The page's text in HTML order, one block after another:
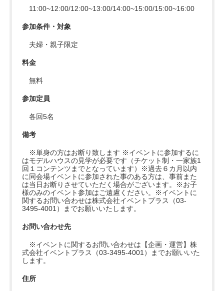
11:00~12:00/12:00~13:00/14:00~15:00/15:00~16:00
参加条件・対象
夫婦・親子限定
料金
無料
参加定員
各回5名
備考
※単身の方はお断り致します ※イベントに参加するに
はモデルハウスの見学が必要です（チケット制・一家族1
回１コンテンツまでとなっています）※過去６カ月以内
に同会場イベントに参加された事のある方は、事前また
は当日お断りさせていただく場合がございます。※お子
様のみのイベント参加はご遠慮ください。※イベントに
関するお問い合わせは株式会社イベントプラス（03-
3495-4001）までお願いいたします。
お問い合わせ先
※イベントに関するお問い合わせは【企画・運営】株
式会社イベントプラス（03-3495-4001）までお願いいた
します。
住所